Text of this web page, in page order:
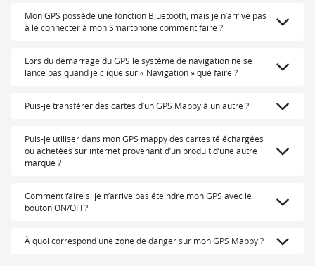
Mon GPS possède une fonction Bluetooth, mais je n’arrive pas
à le connecter à mon Smartphone comment faire ?
Lors du démarrage du GPS le système de navigation ne se
lance pas quand je clique sur « Navigation » que faire ?
Puis-je transférer des cartes d’un GPS Mappy à un autre ?
Puis-je utiliser dans mon GPS mappy des cartes téléchargées
ou achetées sur internet provenant d’un produit d’une autre
marque ?
Comment faire si je n’arrive pas éteindre mon GPS avec le
bouton ON/OFF?
À quoi correspond une zone de danger sur mon GPS Mappy ?